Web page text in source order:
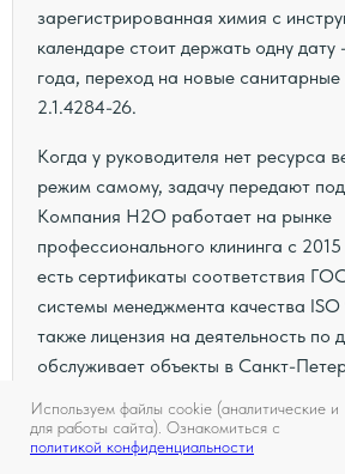
зарегистрированная химия с
календаре стоит держать одну
года, переход на новые
2.1.4284-26.
Когда у руководителя нет ресурса
режим самому, задачу передают
Компания H2O работает на рынке
профессионального клининга с
есть сертификаты соответствия
системы менеджмента качества
также лицензия на деятельность по
обслуживает объекты в Санкт-
Ленинградской области, в Москве и
области, включая салоны красоты.
Используем файлы cookie (аналитические и
для работы сайта). Ознакомиться с
политикой конфиденциальности